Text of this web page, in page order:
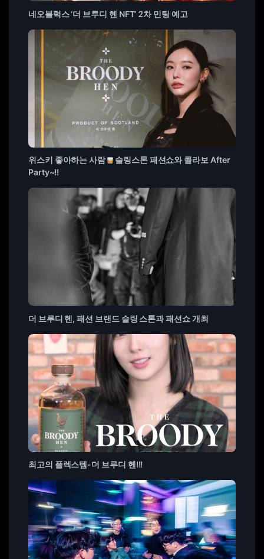
네오블럭스 ‘더 브루디 헨 NFT’ 2차 민팅 예고
위스키 좋아하는 사람
슬링스톤 패션쇼와 콜라보 After
Party~!!
더 브루디 헨, 패션 브랜드 슬링 스톤과 패션쇼 개최
최고의 플렉스템-더 브루디 헨!!!